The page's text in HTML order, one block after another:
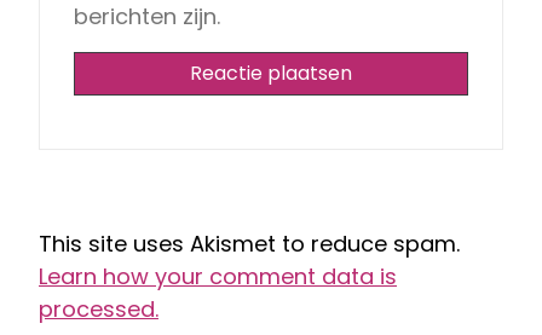
berichten zijn.
This site uses Akismet to reduce spam.
Learn how your comment data is
processed.